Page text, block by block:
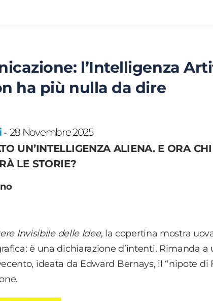
l’Intelligenza
ha più nulla da dire
- 28 Novembre 2025
UN’INTELLIGENZA ALIENA. E ORA
LE STORIE?
Invisibile delle Idee, la copertina mostra
è una dichiarazione d’intenti. Rimanda
ideata da Edward Bernays, il “nipote di